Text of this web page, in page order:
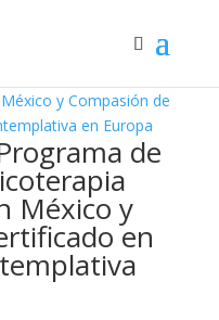
de
México y
en